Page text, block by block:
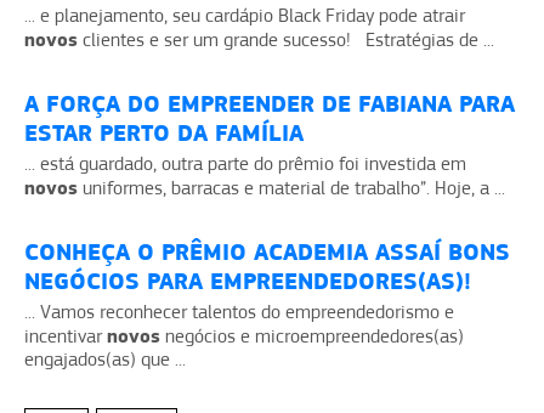
... e planejamento, seu cardápio Black Friday pode atrair
novos clientes e ser um grande sucesso! Estratégias de ...
A FORÇA DO EMPREENDER DE FABIANA PARA
ESTAR PERTO DA FAMÍLIA
... está guardado, outra parte do prêmio foi investida em
novos uniformes, barracas e material de trabalho”. Hoje, a ...
CONHEÇA O PRÊMIO ACADEMIA ASSAÍ BONS
NEGÓCIOS PARA EMPREENDEDORES(AS)!
... Vamos reconhecer talentos do empreendedorismo e
incentivarnovos negócios e microempreendedores(as)
engajados(as) que ...